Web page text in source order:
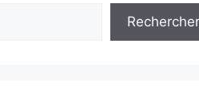
Rechercher